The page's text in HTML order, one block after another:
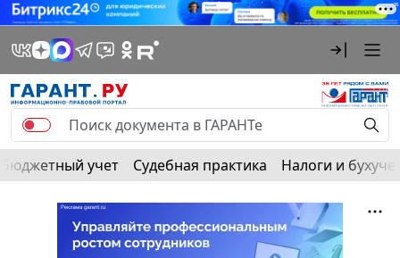
Бюджетный учет Судебная практика Налоги и